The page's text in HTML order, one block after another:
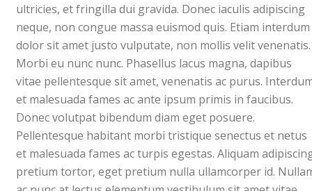
ultricies, et fringilla dui gravida. Donec iaculis adipiscing
neque, non congue massa euismod quis. Etiam interdum
dolor sit amet justo vulputate, non mollis velit venenatis.
Morbi eu nunc nunc. Phasellus lacus magna, dapibus
vitae pellentesque sit amet, venenatis ac purus.
et malesuada fames ac ante ipsum primis in faucibus.
Donec volutpat bibendum diam eget posuere.
Pellentesque habitant morbi tristique senectus et netus
et malesuada fames ac turpis egestas. Aliquam
pretium tortor, eget pretium nulla ullamcorper id.